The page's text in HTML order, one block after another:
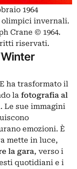
1964
olimpici invernali.
Crane © 1964.
riservati.
ha trasformato il
la fotografia al
Le sue immagini
emozioni. È
mette in luce,
la gara, verso i
quotidiani e i